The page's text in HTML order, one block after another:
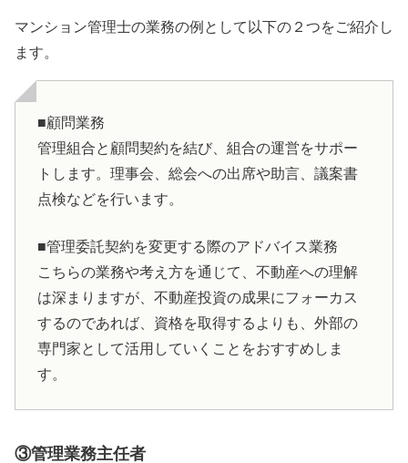
マンション管理士の業務の例として以下の２つをご紹介し
ます。
■顧問業務
管理組合と顧問契約を結び、組合の運営をサポー
トします。理事会、総会への出席や助言、議案書
点検などを行います。
■管理委託契約を変更する際のアドバイス業務
こちらの業務や考え方を通じて、不動産への理解
は深まりますが、不動産投資の成果にフォーカス
するのであれば、資格を取得するよりも、外部の
専門家として活用していくことをおすすめしま
す。
③管理業務主任者